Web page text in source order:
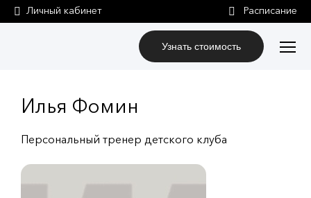
Личный кабинет
Узнать стоимость
Илья Фомин
Персональный тренер детского клуба